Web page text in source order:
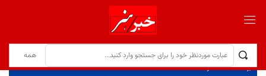
برگ نخست
نوشته‌ها